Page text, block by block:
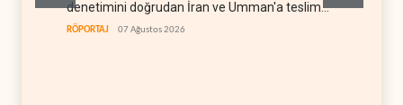
denetimini doğrudan İran ve Umman'a teslim
etti
RÖPORTAJ 07 Ağustos 2026